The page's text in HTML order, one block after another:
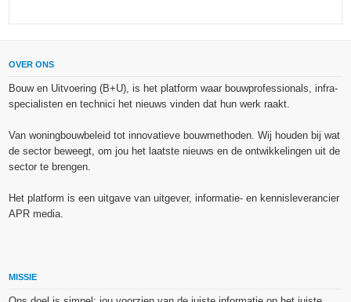
OVER ONS
Bouw en Uitvoering (B+U), is het platform waar bouwprofessionals, infra-
specialisten en technici het nieuws vinden dat hun werk raakt.
Van woningbouwbeleid tot innovatieve bouwmethoden. Wij houden bij wat
de sector beweegt, om jou het laatste nieuws en de ontwikkelingen uit de
sector te brengen.
Het platform is een uitgave van uitgever, informatie- en kennisleverancier
APR media.
MISSIE